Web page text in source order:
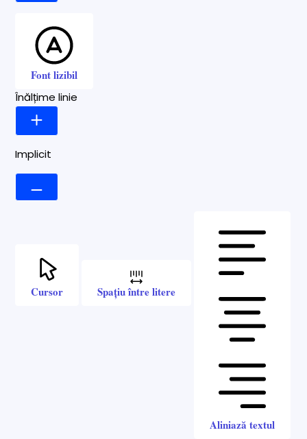
Font lizibil
Înălțime linie
Implicit
Cursor Spațiu între litere
Aliniază textul